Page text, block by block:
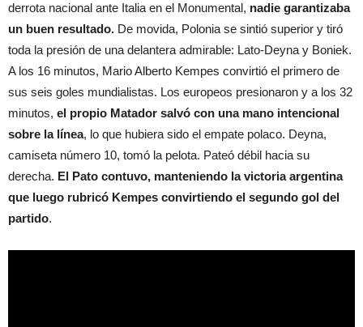
derrota nacional ante Italia en el Monumental, nadie garantizaba
un buen resultado. De movida, Polonia se sintió superior y tiró
toda la presión de una delantera admirable: Lato-Deyna y Boniek.
A los 16 minutos, Mario Alberto Kempes convirtió el primero de
sus seis goles mundialistas. Los europeos presionaron y a los 32
minutos, el propio Matador salvó con una mano intencional
sobre la línea, lo que hubiera sido el empate polaco. Deyna,
camiseta número 10, tomó la pelota. Pateó débil hacia su
derecha. El Pato contuvo, manteniendo la victoria argentina
que luego rubricó Kempes convirtiendo el segundo gol del
partido.